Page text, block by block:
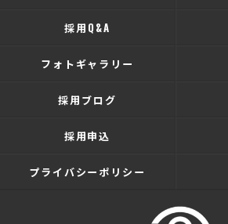
採用Q&A
フォトギャラリー
採用ブログ
採用申込
プライバシーポリシー